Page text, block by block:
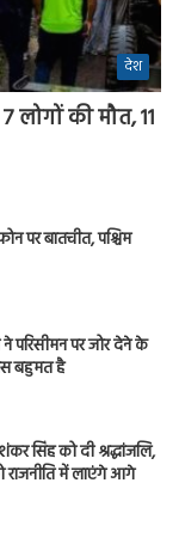
देश
की मौत, 11
पर बातचीत, पश्चिम
ने परिसीमन पर जोर देने के
बहुमत है
सिंह को दी श्रद्धांजलि,
राजनीति में लाएंगे आगे